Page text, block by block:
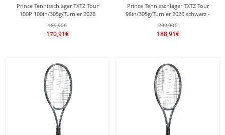
Prince Tennisschläger TXTZ Tour
100P 100in/305g/Turnier 2026
schwarz - unbesaitet -
189,90€
170,91€
Prince Tennisschläger TXTZ Tour
98in/305g/Turnier 2026 schwarz -
unbesaitet -
209,90€
188,91€